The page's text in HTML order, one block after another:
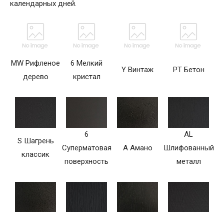
календарных дней.
MW Рифленое
дерево
6 Мелкий
кристал
Y Винтаж PT Бетон
S Шагрень
классик
6
Суперматовая
поверхность
A Амано
AL
Шлифованный
металл